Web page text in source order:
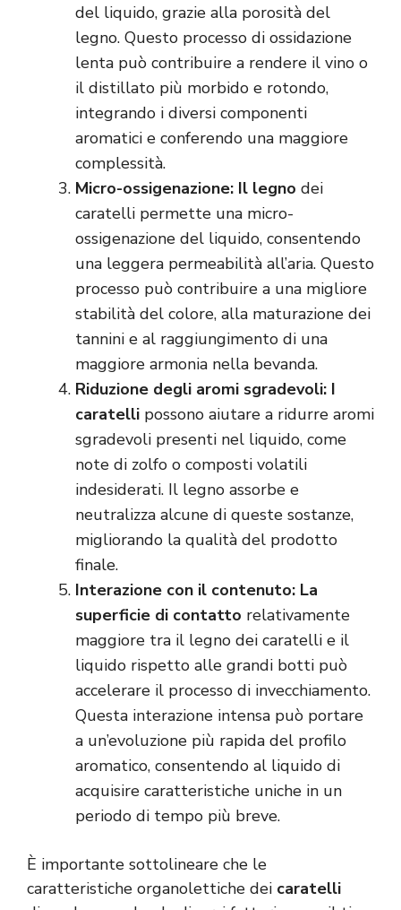
del liquido, grazie alla porosità del
legno. Questo processo di ossidazione
lenta può contribuire a rendere il vino o
il distillato più morbido e rotondo,
integrando i diversi componenti
aromatici e conferendo una maggiore
complessità.
Micro-ossigenazione: Il legno dei
caratelli permette una micro-
ossigenazione del liquido, consentendo
una leggera permeabilità all’aria. Questo
processo può contribuire a una migliore
stabilità del colore, alla maturazione dei
tannini e al raggiungimento di una
maggiore armonia nella bevanda.
Riduzione degli aromi sgradevoli: I
caratelli possono aiutare a ridurre aromi
sgradevoli presenti nel liquido, come
note di zolfo o composti volatili
indesiderati. Il legno assorbe e
neutralizza alcune di queste sostanze,
migliorando la qualità del prodotto
finale.
Interazione con il contenuto: La
superficie di contatto relativamente
maggiore tra il legno dei caratelli e il
liquido rispetto alle grandi botti può
accelerare il processo di invecchiamento.
Questa interazione intensa può portare
a un’evoluzione più rapida del profilo
aromatico, consentendo al liquido di
acquisire caratteristiche uniche in un
periodo di tempo più breve.
È importante sottolineare che le
caratteristiche organolettiche dei caratelli